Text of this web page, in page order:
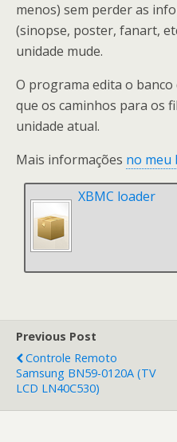
menos) sem perder as
(sinopse, poster, fanart,
unidade mude.
O programa edita o banco
que os caminhos para os
unidade atual.
Mais informações no meu
XBMC loader
Previous Post
Controle Remoto
Samsung BN59-0120A (TV
LCD LN40C530)